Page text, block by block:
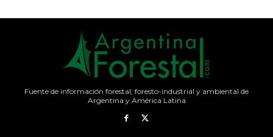
Fuente de información forestal, foresto-industrial y ambiental de
Argentina y América Latina